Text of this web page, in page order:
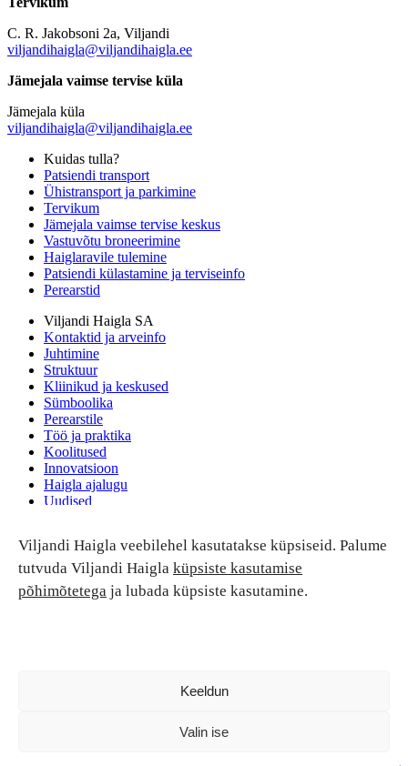
Viljandi Haigla veebilehel kasutatakse küpsiseid. Palume
tutvuda Viljandi Haigla küpsiste kasutamise
põhimõtetega ja lubada küpsiste kasutamine.
Keeldun
Valin ise
C. R. Jakobsoni 2a, Viljandi
viljandihaigla@viljandihaigla.ee
Jämejala vaimse tervise küla
Jämejala küla
viljandihaigla@viljandihaigla.ee
Kuidas tulla?
Patsiendi transport
Ühistransport ja parkimine
Tervikum
Jämejala vaimse tervise keskus
Vastuvõtu broneerimine
Haiglaravile tulemine
Patsiendi külastamine ja terviseinfo
Perearstid
Viljandi Haigla SA
Kontaktid ja arveinfo
Juhtimine
Struktuur
Kliinikud ja keskused
Sümboolika
Perearstile
Töö ja praktika
Koolitused
Innovatsioon
Haigla ajalugu
Uudised
Patsiendi turvalisus ja õigused
Patsiendi õigused ja kohustused
Patsiendiohutus
Patsientide nõukoda